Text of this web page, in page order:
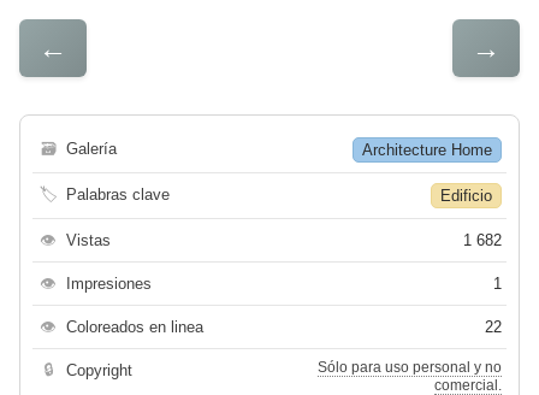
← →
🗃 Galería Architecture Home
🏷 Palabras clave Edificio
👁 Vistas 1 682
👁 Impresiones 1
👁 Coloreados en linea 22
🔒 Copyright
Sólo para uso personal y no
comercial.